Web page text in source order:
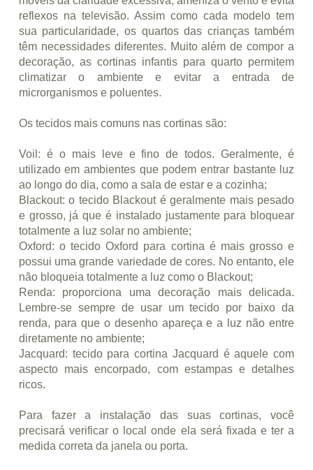
reflexos na televisão. Assim como cada modelo tem
sua particularidade, os quartos das crianças também
têm necessidades diferentes. Muito além de compor a
decoração, as cortinas infantis para quarto permitem
climatizar o ambiente e evitar a entrada de
microrganismos e poluentes.
Os tecidos mais comuns nas cortinas são:
Voil: é o mais leve e fino de todos. Geralmente, é
utilizado em ambientes que podem entrar bastante luz
ao longo do dia, como a sala de estar e a cozinha;
Blackout: o tecido Blackout é geralmente mais pesado
e grosso, já que é instalado justamente para bloquear
totalmente a luz solar no ambiente;
Oxford: o tecido Oxford para cortina é mais grosso e
possui uma grande variedade de cores. No entanto, ele
não bloqueia totalmente a luz como o Blackout;
Renda: proporciona uma decoração mais delicada.
Lembre-se sempre de usar um tecido por baixo da
renda, para que o desenho apareça e a luz não entre
diretamente no ambiente;
Jacquard: tecido para cortina Jacquard é aquele com
aspecto mais encorpado, com estampas e detalhes
ricos.
Para fazer a instalação das suas cortinas, você
precisará verificar o local onde ela será fixada e ter a
medida correta da janela ou porta.